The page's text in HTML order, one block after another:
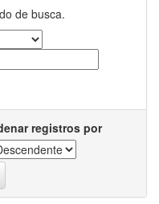
de busca.
registros por